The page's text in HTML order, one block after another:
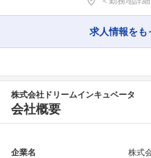
求人情報をも
株式会社ドリームインキュベータ
会社概要
企業名 株式